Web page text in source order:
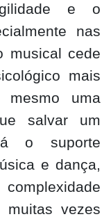
e o
nas
musical cede
mais
mesmo uma
salvar um
o suporte
e dança,
muitas vezes